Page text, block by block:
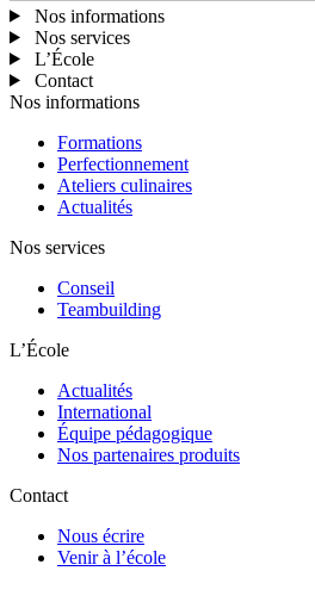
Nos informations
Nos services
L’École
Contact
Nos informations
Formations
Perfectionnement
Ateliers culinaires
Actualités
Nos services
Conseil
Teambuilding
L’École
Actualités
International
Équipe pédagogique
Nos partenaires produits
Contact
Nous écrire
Venir à l’école